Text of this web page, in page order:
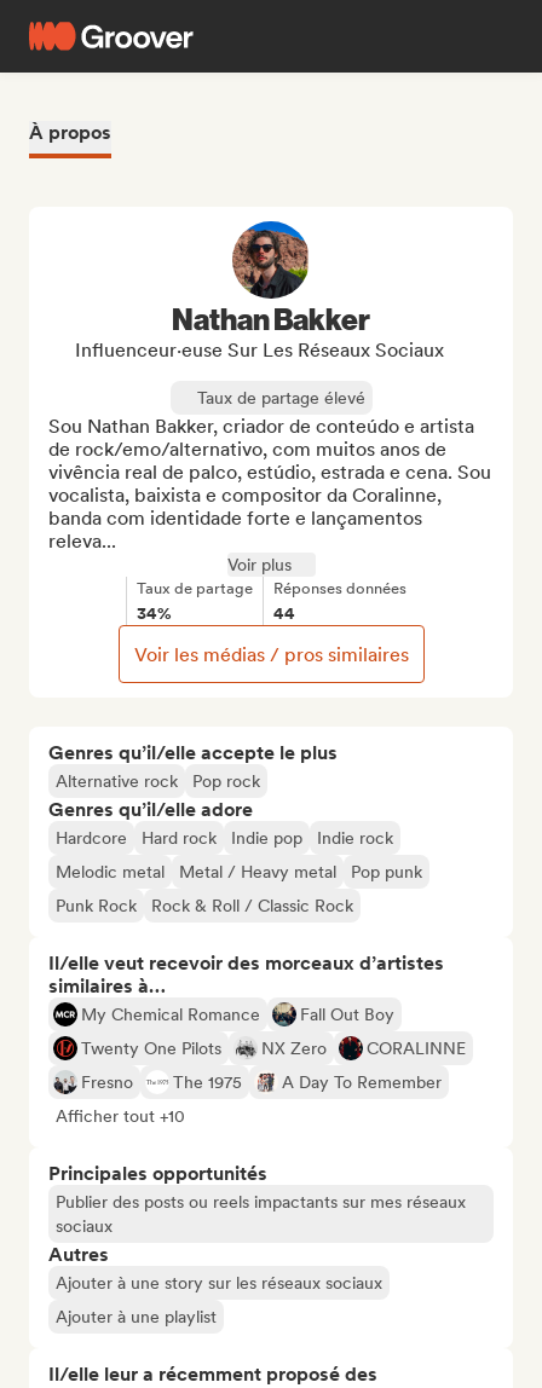
À propos
Genres qu’il/elle accepte le plus
Alternative rock Pop rock
Genres qu’il/elle adore
Hardcore Hard rock Indie pop
Indie rock
Melodic metal
Metal / Heavy metal
Pop punk
Punk Rock
Rock & Roll / Classic Rock
Il/elle veut recevoir des morceaux d’artistes
similaires à…
My Chemical Romance
Fall Out Boy
Twenty One Pilots
NX Zero
CORALINNE
Fresno
The 1975
A Day To Remember
Afficher tout +10
Principales opportunités
Publier des posts ou reels impactants sur mes réseaux
sociaux
Autres
Ajouter à une story sur les réseaux sociaux
Ajouter à une playlist
Il/elle leur a récemment proposé des
Nathan Bakker
Influenceur·euse Sur Les Réseaux Sociaux
Taux de partage élevé
Sou Nathan Bakker, criador de conteúdo e artista
de rock/emo/alternativo, com muitos anos de
vivência real de palco, estúdio, estrada e cena. Sou
vocalista, baixista e compositor da Coralinne,
banda com identidade forte e lançamentos
releva...
Voir plus
Taux de partage
34%
Réponses données
44
Voir les médias / pros similaires